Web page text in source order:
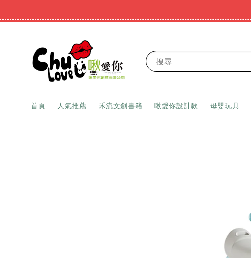
搜尋
首頁 人氣推薦 禾流文創書籍 啾愛你設計款 母嬰玩具